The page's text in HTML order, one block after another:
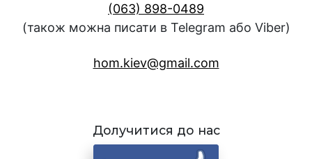
(063) 898-0489
(також можна писати в Telegram або Viber)
hom.kiev@gmail.com
Долучитися до нас